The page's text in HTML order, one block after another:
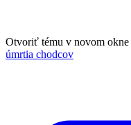
Otvoriť tému v novom okne
úmrtia chodcov